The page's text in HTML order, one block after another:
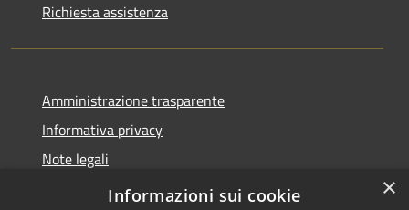
Richiesta assistenza
Amministrazione trasparente
Informativa privacy
Note legali
Dichiarazione di accessibilità
×
Informazioni sui cookie